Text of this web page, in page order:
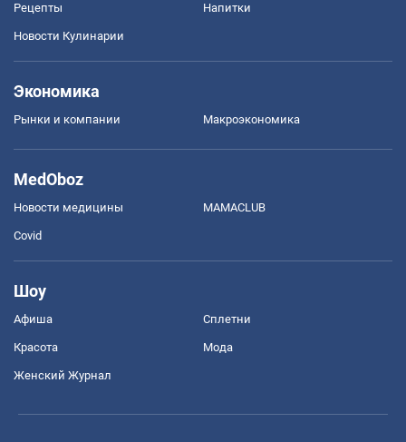
Рецепты Напитки
Новости Кулинарии
Экономика
Рынки и компании Mакроэкономика
MedOboz
Новости медицины MAMACLUB
Covid
Шоу
Афиша Сплетни
Красота Мода
Женский Журнал